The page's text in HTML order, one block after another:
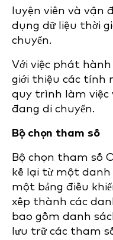
luyện viên và vận
dụng dữ liệu thời
chuyển.
Với việc phát
giới thiệu các tính
quy trình làm việc
đang di chuyển.
Bộ chọn tham số
Bộ chọn tham số
kế lại từ một
một bảng điều
xếp thành các
bao gồm danh
lưu trữ các tham